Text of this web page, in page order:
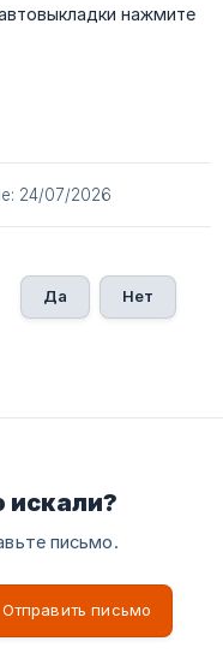
нажмите
24/07/2026
Да Нет
искали?
письмо.
Отправить письмо